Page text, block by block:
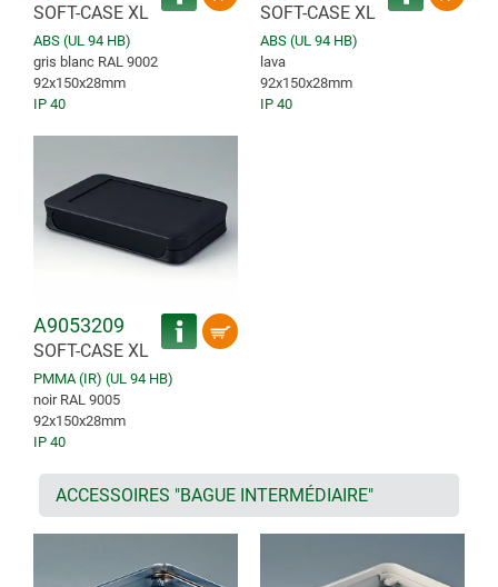
SOFT-CASE XL
ABS (UL 94 HB)
gris blanc RAL 9002
92x150x28mm
IP 40
SOFT-CASE XL
ABS (UL 94 HB)
lava
92x150x28mm
IP 40
A9053209
SOFT-CASE XL
PMMA (IR) (UL 94 HB)
noir RAL 9005
92x150x28mm
IP 40
ACCESSOIRES "BAGUE INTERMÉDIAIRE"